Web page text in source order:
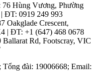
Hùng Vương, Phường
ĐT: 0919 249 993
Oakglade Crescent,
| ĐT: +1 (647) 468 0678
Rd, Footscray, VIC
Tổng đài: 19006668; Email: